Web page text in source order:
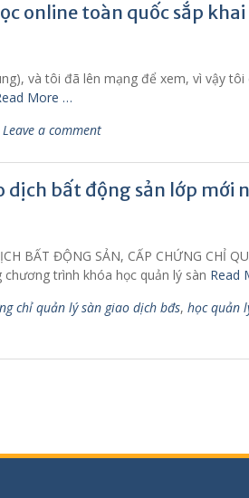
online toàn quốc sắp
và tôi đã lên mạng để xem, vì vậy
More …
Leave a comment
dịch bất động sản lớp mới
BẤT ĐỘNG SẢN, CẤP CHỨNG CHỈ
trình khóa học quản lý sàn Read
chỉ quản lý sàn giao dịch bđs, học quản